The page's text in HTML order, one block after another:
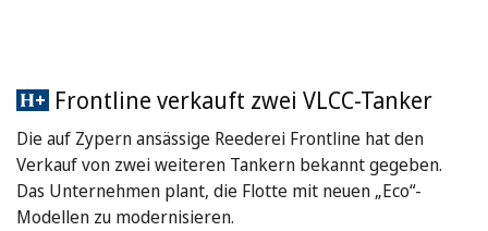
Frontline verkauft zwei VLCC-Tanker
Die auf Zypern ansässige Reederei Frontline hat den
Verkauf von zwei weiteren Tankern bekannt gegeben.
Das Unternehmen plant, die Flotte mit neuen „Eco“-
Modellen zu modernisieren.